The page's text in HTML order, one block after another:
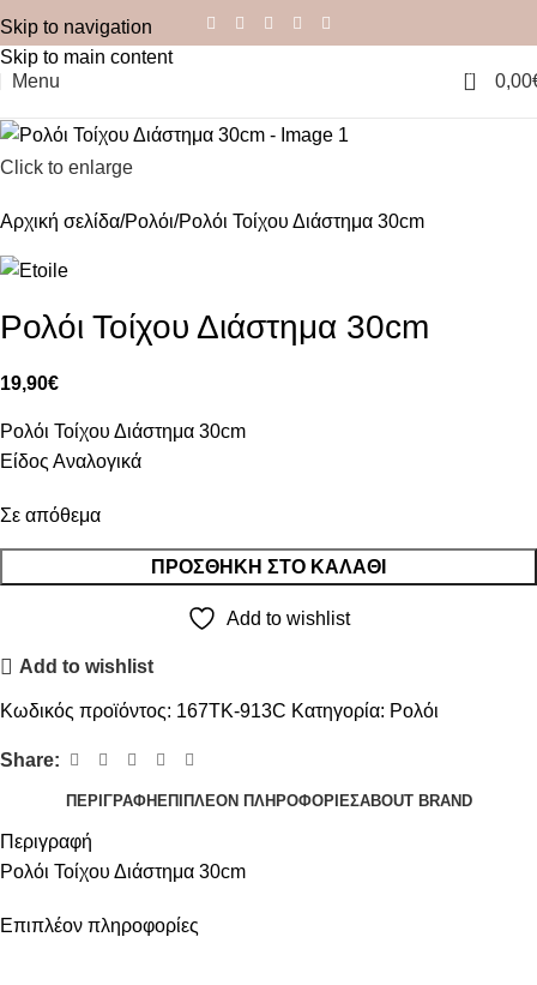
Skip to navigation
Skip to main content
Menu
0 0,00
Click to enlarge
Αρχική σελίδα Ρολόι Ρολόι Τοίχου Διάστημα 30cm
Ρολόι Τοίχου Διάστημα 30cm
19,90€
Ρολόι Τοίχου Διάστημα 30cm
Είδος Αναλογικά
Σε απόθεμα
ΠΡΟΣΘΉΚΗ ΣΤΟ ΚΑΛΆΘΙ
Add to wishlist
Add to wishlist
Κωδικός προϊόντος: 167TK-913C Κατηγορία: Ρολόι
Share:
ΠΕΡΙΓΡΑΦΉ ΕΠΙΠΛΈΟΝ ΠΛΗΡΟΦΟΡΊΕΣABOUT BRAND
Περιγραφή
Ρολόι Τοίχου Διάστημα 30cm
Επιπλέον πληροφορίες